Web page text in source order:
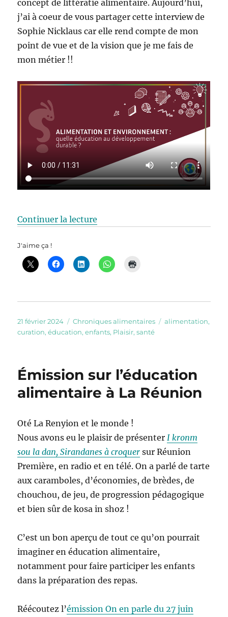
concept de littératie alimentaire. Aujourd’hui,
j’ai à coeur de vous partager cette interview de
Sophie Nicklaus car elle rend compte de mon
point de vue et de la vision que je me fais de
mon métier !!
Continuer la lecture
J'aime ça !
Publié
le
21 février 2024 Catégories
Chroniques alimentaires Étiquettes
alimentation,
curation,éducation,enfants, Plaisir,santé
Émission sur l’éducation
alimentaire à La Réunion
Oté La Renyion et le monde !
Nous avons eu le plaisir de présenter I kronm
sou la dan, Sirandanes à croquer sur Réunion
Première, en radio et en télé. On a parlé de tarte
aux caramboles, d’économies, de brèdes, de
chouchou, de jeu, de progression pédagogique
et bien sûr de kosa in shoz !
C’est un bon aperçu de tout ce qu’on pourrait
imaginer en éducation alimentaire,
notamment pour faire participer les enfants
dans la préparation des repas.
Réécoutez l’émission On en parle du 27 juin